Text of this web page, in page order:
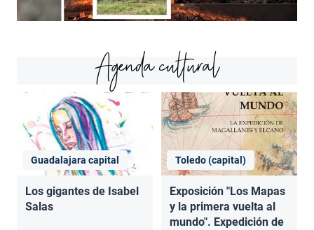
Agenda cultural
Guadalajara capital
Los gigantes de Isabel
Salas
Toledo (capital)
Exposición "Los Mapas
y la primera vuelta al
mundo". Expedición de